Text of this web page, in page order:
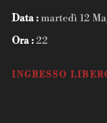
Data :martedì 12
Ora :22
INGRESSO